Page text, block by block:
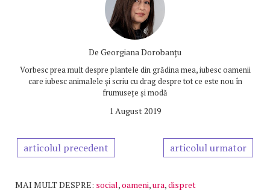
De Georgiana Dorobanțu
Vorbesc prea mult despre plantele din grădina mea, iubesc oamenii
care iubesc animalele și scriu cu drag despre tot ce este nou în
frumusețe și modă
1 August 2019
articolul precedent articolul urmator
MAI MULT DESPRE: social,oameni,ura,dispret